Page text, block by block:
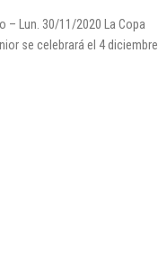
– Lun. 30/11/2020 La Copa
se celebrará el 4 diciembre